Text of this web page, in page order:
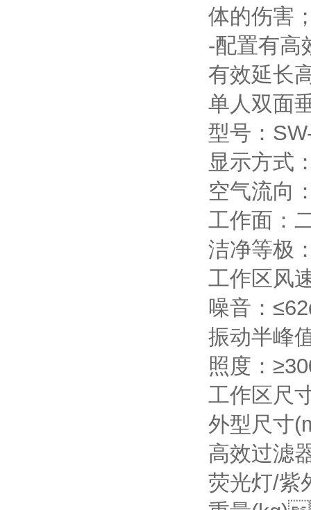
体的伤害
-配置有高
有效延长高
单人双面
型号：
显示方式
空气流向
工作面：
洁净等极
工作区风速
噪音：
振动半峰值
照度：
工作区尺
外型尺寸
高效过滤
荧光灯/紫